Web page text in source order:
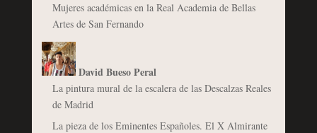
Mujeres académicas en la Real Academia de Bellas
Artes de San Fernando
David Bueso Peral
La pintura mural de la escalera de las Descalzas Reales
de Madrid
La pieza de los Eminentes Españoles. El X Almirante